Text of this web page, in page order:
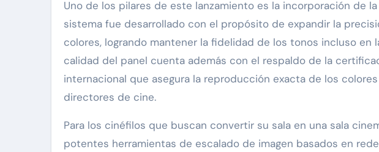
Uno de los pilares de este lanzamiento es la incorporación de
sistema fue desarrollado con el propósito de expandir la
colores, logrando mantener la fidelidad de los tonos incluso en
calidad del panel cuenta además con el respaldo de la
internacional que asegura la reproducción exacta de los
directores de cine.
Para los cinéfilos que buscan convertir su sala en una sala
potentes herramientas de escalado de imagen basados en